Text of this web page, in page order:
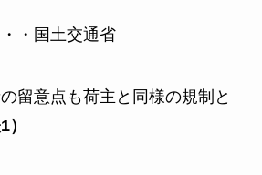
・国土交通省
留意点も荷主と同様の規制と
）